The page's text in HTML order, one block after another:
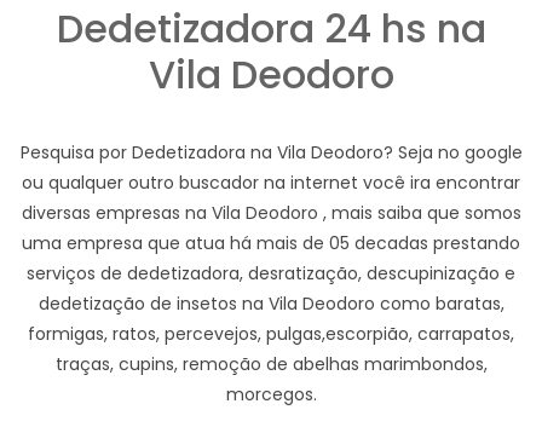
Dedetizadora 24 hs na
Vila Deodoro
Pesquisa por Dedetizadora na Vila Deodoro? Seja no google
ou qualquer outro buscador na internet você ira encontrar
diversas empresas na Vila Deodoro , mais saiba que somos
uma empresa que atua há mais de 05 decadas prestando
serviços de dedetizadora, desratização, descupinização e
dedetização de insetos na Vila Deodoro como baratas,
formigas, ratos, percevejos, pulgas,escorpião, carrapatos,
traças, cupins, remoção de abelhas marimbondos,
morcegos.